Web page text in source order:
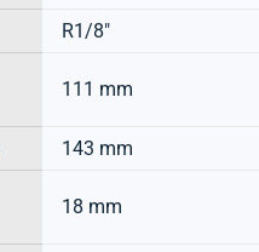
R1/8"
111 mm
143 mm
18 mm